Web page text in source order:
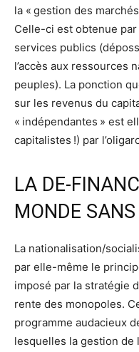
la « gestion des
Celle-ci est obtenue
services publics
l’accès aux ressources
peuples). La ponction
sur les revenus du
« indépendantes » est
capitalistes !) par
LA DE-
MONDE
La nationalisation/
par elle-même le
imposé par la stratégie
rente des monopoles.
programme audacieux
lesquelles la gestion de